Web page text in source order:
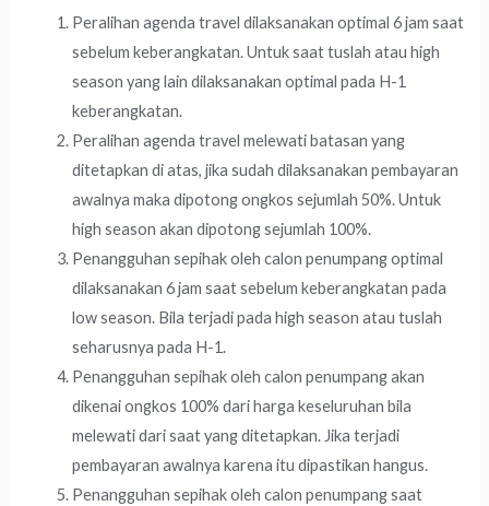
Peralihan agenda travel dilaksanakan optimal 6 jam saat
sebelum keberangkatan. Untuk saat tuslah atau high
season yang lain dilaksanakan optimal pada H-1
keberangkatan.
Peralihan agenda travel melewati batasan yang
ditetapkan di atas, jika sudah dilaksanakan pembayaran
awalnya maka dipotong ongkos sejumlah 50%. Untuk
high season akan dipotong sejumlah 100%.
Penangguhan sepihak oleh calon penumpang optimal
dilaksanakan 6 jam saat sebelum keberangkatan pada
low season. Bila terjadi pada high season atau tuslah
seharusnya pada H-1.
Penangguhan sepihak oleh calon penumpang akan
dikenai ongkos 100% dari harga keseluruhan bila
melewati dari saat yang ditetapkan. Jika terjadi
pembayaran awalnya karena itu dipastikan hangus.
Penangguhan sepihak oleh calon penumpang saat